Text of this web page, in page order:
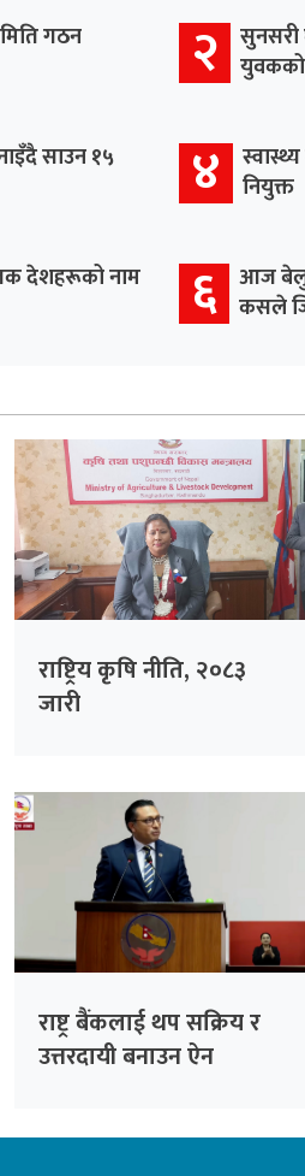
गठन २
सुनसरी
साउन १५ ४
नियुक्त
देशहरूको नाम
६ आज
कसले
राष्ट्रिय कृषि नीति, २०८३
जारी
राष्ट्र बैंकलाई थप सक्रिय र
उत्तरदायी बनाउन ऐन